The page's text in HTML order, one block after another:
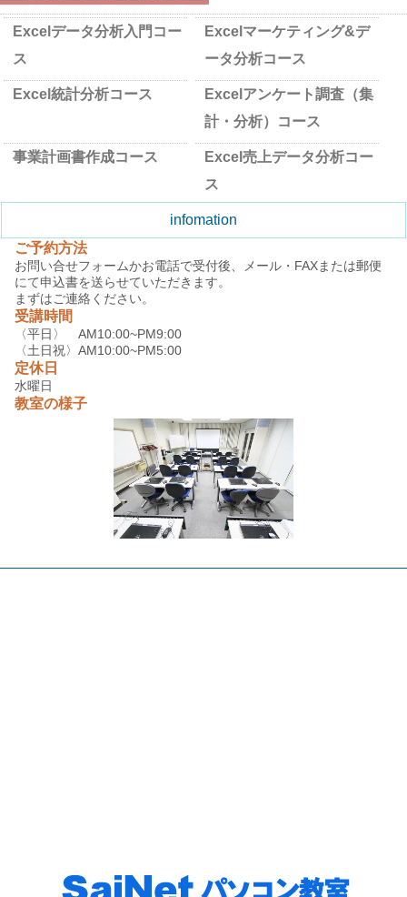
Excelデータ分析入門コー
ス
Excelマーケティング&デ
ータ分析コース
Excel統計分析コース
Excelアンケート調査（集
計・分析）コース
事業計画書作成コース
Excel売上データ分析コー
ス
infomation
ご予約方法
お問い合せフォームかお電話で受付後、メール・FAXまたは郵便
にて申込書を送らせていただきます。
まずはご連絡ください。
受講時間
〈平日〉 AM10:00~PM9:00
〈土日祝〉AM10:00~PM5:00
定休日
水曜日
教室の様子